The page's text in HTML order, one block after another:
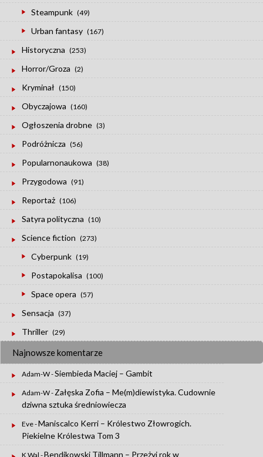
Steampunk (49)
Urban fantasy (167)
Historyczna (253)
Horror/Groza (2)
Kryminał (150)
Obyczajowa (160)
Ogłoszenia drobne (3)
Podróżnicza (56)
Popularnonaukowa (38)
Przygodowa (91)
Reportaż (106)
Satyra polityczna (10)
Science fiction (273)
Cyberpunk (19)
Postapokalisa (100)
Space opera (57)
Sensacja (37)
Thriller (29)
Najnowsze komentarze
Adam-W-Siembieda Maciej – Gambit
Adam-W- Załęska Zofia – Me(m)diewistyka. Cudownie
dziwna sztuka średniowiecza
Eve-Maniscalco Kerri – Królestwo Złowrogich.
Piekielne Królestwa Tom 3
K.Wal -Bendikowski Tillmann – Przeżyj rok w